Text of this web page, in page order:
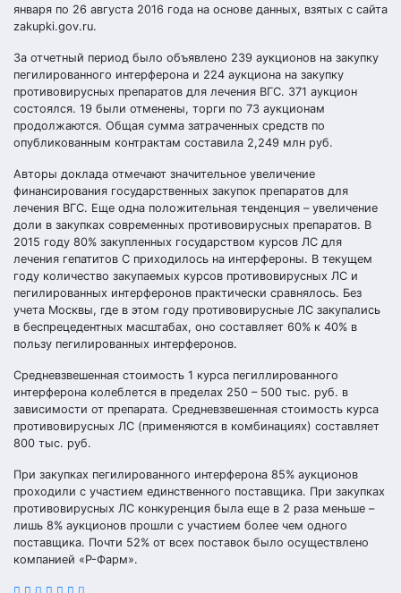
января по 26 августа 2016 года на основе данных, взятых с сайта
zakupki.gov.ru.
За отчетный период было объявлено 239 аукционов на закупку
пегилированного интерферона и 224 аукциона на закупку
противовирусных препаратов для лечения ВГС. 371 аукцион
состоялся. 19 были отменены, торги по 73 аукционам
продолжаются. Общая сумма затраченных средств по
опубликованным контрактам составила 2,249 млн руб.
Авторы доклада отмечают значительное увеличение
финансирования государственных закупок препаратов для
лечения ВГС. Еще одна положительная тенденция – увеличение
доли в закупках современных противовирусных препаратов. В
2015 году 80% закупленных государством курсов ЛС для
лечения гепатитов С приходилось на интерфероны. В текущем
году количество закупаемых курсов противовирусных ЛС и
пегилированных интерферонов практически сравнялось. Без
учета Москвы, где в этом году противовирусные ЛС закупались
в беспрецедентных масштабах, оно составляет 60% к 40% в
пользу пегилированных интерферонов.
Средневзвешенная стоимость 1 курса пегиллированного
интерферона колеблется в пределах 250 – 500 тыс. руб. в
зависимости от препарата. Средневзвешенная стоимость курса
противовирусных ЛС (применяются в комбинациях) составляет
800 тыс. руб.
При закупках пегилированного интерферона 85% аукционов
проходили с участием единственного поставщика. При закупках
противовирусных ЛС конкуренция была еще в 2 раза меньше –
лишь 8% аукционов прошли с участием более чем одного
поставщика. Почти 52% от всех поставок было осуществлено
компанией «Р-Фарм».